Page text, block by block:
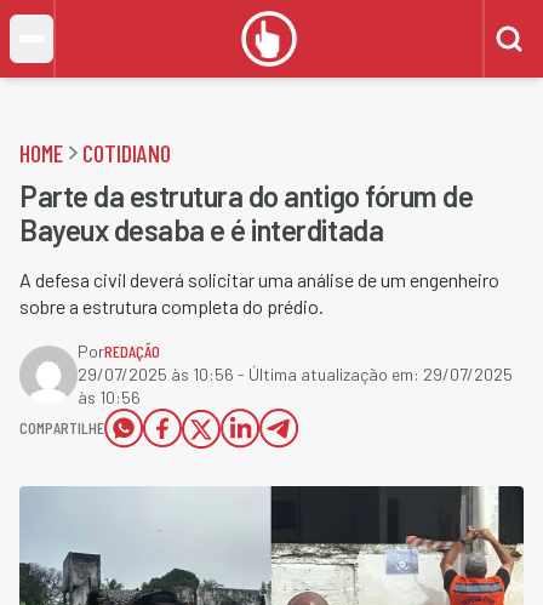
HOME COTIDIANO
Parte da estrutura do antigo fórum de
Bayeux desaba e é interditada
A defesa civil deverá solicitar uma análise de um engenheiro
sobre a estrutura completa do prédio.
PorREDAÇÃO
29/07/2025 às 10:56 - Última atualização em: 29/07/2025
às 10:56
COMPARTILHE